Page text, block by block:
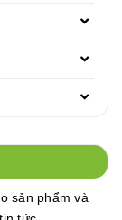
sản phẩm và